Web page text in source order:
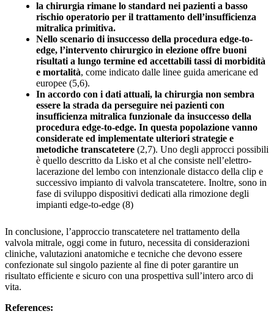
la chirurgia rimane lo standard nei pazienti a basso
rischio operatorio per il trattamento dell’insufficienza
mitralica primitiva.
Nello scenario di insuccesso della procedura edge-to-
edge, l’intervento chirurgico in elezione offre buoni
risultati a lungo termine ed accettabili tassi di morbidità
e mortalità, come indicato dalle linee guida americane ed
europee (5,6).
In accordo con i dati attuali, la chirurgia non sembra
essere la strada da perseguire nei pazienti con
insufficienza mitralica funzionale da insuccesso della
procedura edge-to-edge. In questa popolazione vanno
considerate ed implementate ulteriori strategie e
metodiche transcatetere (2,7). Uno degli approcci possibili
è quello descritto da Lisko et al che consiste nell’elettro-
lacerazione del lembo con intenzionale distacco della clip e
successivo impianto di valvola transcatetere. Inoltre, sono in
fase di sviluppo dispositivi dedicati alla rimozione degli
impianti edge-to-edge (8)
In conclusione, l’approccio transcatetere nel trattamento della
valvola mitrale, oggi come in futuro, necessita di considerazioni
cliniche, valutazioni anatomiche e tecniche che devono essere
confezionate sul singolo paziente al fine di poter garantire un
risultato efficiente e sicuro con una prospettiva sull’intero arco di
vita.
References: